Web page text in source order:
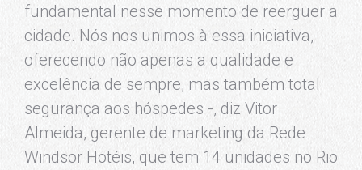
fundamental nesse momento de reerguer a
cidade. Nós nos unimos à essa iniciativa,
oferecendo não apenas a qualidade e
excelência de sempre, mas também total
segurança aos hóspedes -, diz Vitor
Almeida, gerente de marketing da Rede
Windsor Hotéis, que tem 14 unidades no Rio